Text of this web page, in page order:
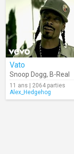
Vato
Snoop Dogg, B-Real
11 ans | 2064 parties
Alex_Hedgehog